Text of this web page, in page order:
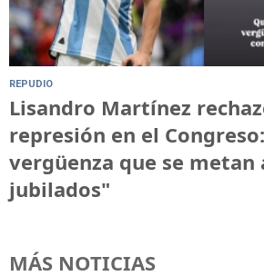
REPUDIO
Lisandro Martínez
represión en el
vergüenza que se metan
jubilados"
MÁS NOTICIAS